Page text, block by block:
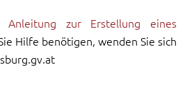
Anleitung zur Erstellung eines
Hilfe benötigen, wenden Sie sich